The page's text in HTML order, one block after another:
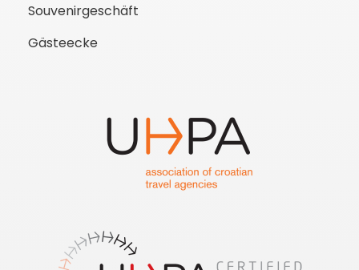
Souvenirgeschäft
Gästeecke